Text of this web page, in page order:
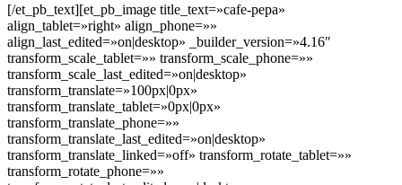
[/et_pb_text][et_pb_image title_text=»cafe-pepa»
align_tablet=»right» align_phone=»»
align_last_edited=»on|desktop» _builder_version=»4.16″
transform_scale_tablet=»» transform_scale_phone=»»
transform_scale_last_edited=»on|desktop»
transform_translate=»100px|0px»
transform_translate_tablet=»0px|0px»
transform_translate_phone=»»
transform_translate_last_edited=»on|desktop»
transform_translate_linked=»off» transform_rotate_tablet=»»
transform_rotate_phone=»»